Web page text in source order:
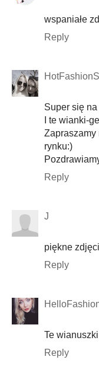
wspaniałe
Reply
Super się
I te wianki-
Zapraszamy
rynku:)
Reply
J
piękne
Reply
Te
Reply